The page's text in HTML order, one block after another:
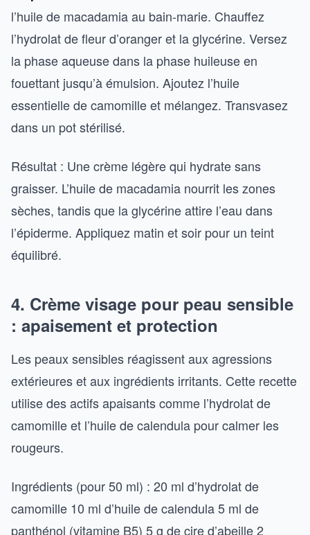
l’huile de macadamia au bain-marie. Chauffez
l’hydrolat de fleur d’oranger et la glycérine. Versez
la phase aqueuse dans la phase huileuse en
fouettant jusqu’à émulsion. Ajoutez l’huile
essentielle de camomille et mélangez. Transvasez
dans un pot stérilisé.
Résultat : Une crème légère qui hydrate sans
graisser. L’huile de macadamia nourrit les zones
sèches, tandis que la glycérine attire l’eau dans
l’épiderme. Appliquez matin et soir pour un teint
équilibré.
4. Crème visage pour peau sensible
: apaisement et protection
Les peaux sensibles réagissent aux agressions
extérieures et aux ingrédients irritants. Cette recette
utilise des actifs apaisants comme l’hydrolat de
camomille et l’huile de calendula pour calmer les
rougeurs.
Ingrédients (pour 50 ml) : 20 ml d’hydrolat de
camomille 10 ml d’huile de calendula 5 ml de
panthénol (vitamine B5) 5 g de cire d’abeille 2